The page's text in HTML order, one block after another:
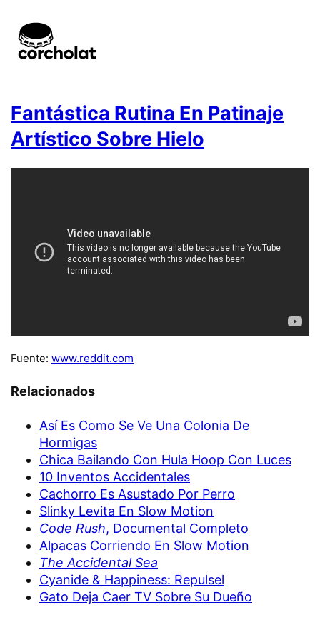
Fantástica Rutina En Patinaje
Artístico Sobre Hielo
Fuente: www.reddit.com
Relacionados
Así Es Como Se Ve Una Colonia De
Hormigas
Chica Bailando Con Hula Hoop Con Luces
10 Inventos Accidentales
Cachorro Es Asustado Por Perro
Slinky Levita En Slow Motion
Code Rush, Documental Completo
Alpacas Corriendo En Slow Motion
The Accidental Sea
Cyanide & Happiness: Repulsel
Gato Deja Caer TV Sobre Su Dueño